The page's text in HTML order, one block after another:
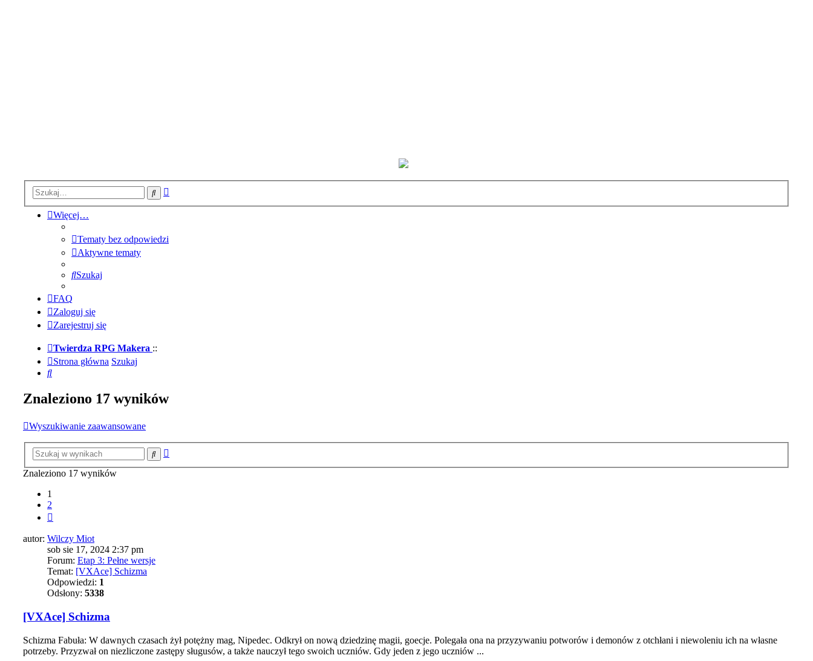
Szukaj
Więcej…
Tematy bez odpowiedzi
Aktywne tematy
Szukaj
FAQ
Zaloguj się
Zarejestruj się
Twierdza RPG Makera ::
Strona główna Szukaj
Szukaj
Znaleziono 17 wyników
Wyszukiwanie zaawansowane
Szukaj
Znaleziono 17 wyników
1
2
autor: Wilczy Miot
sob sie 17, 2024 2:37 pm
Forum: Etap 3: Pełne wersje
Temat: [VXAce] Schizma
Odpowiedzi: 1
Odsłony: 5338
[VXAce] Schizma
Schizma Fabuła: W dawnych czasach żył potężny mag, Nipedec. Odkrył on nową dziedzinę magii, goecje. Polegała ona na przyzywaniu potworów i demonów z otchłani i niewoleniu ich na własne
potrzeby. Przyzwał on niezliczone zastępy sługusów, a także nauczył tego swoich uczniów. Gdy jeden z jego uczniów ...